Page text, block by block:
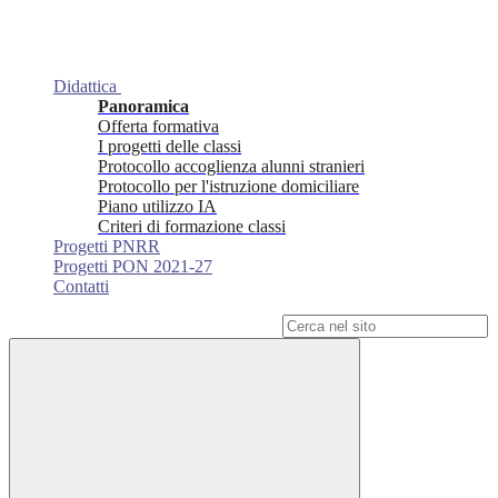
Didattica
Panoramica
Offerta formativa
I progetti delle classi
Protocollo accoglienza alunni stranieri
Protocollo per l'istruzione domiciliare
Piano utilizzo IA
Criteri di formazione classi
Progetti PNRR
Progetti PON 2021-27
Contatti